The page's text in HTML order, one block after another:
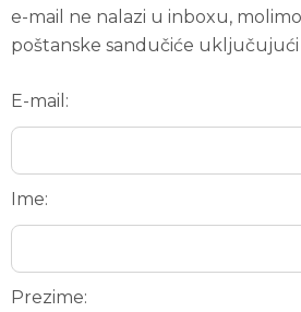
e-mail ne nalazi u inboxu,
poštanske sandučiće uključujući
E-mail:
Ime:
Prezime: